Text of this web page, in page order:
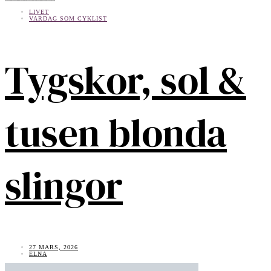
LIVET
VARDAG SOM CYKLIST
Tygskor, sol &
tusen blonda
slingor
27 MARS, 2026
ELNA